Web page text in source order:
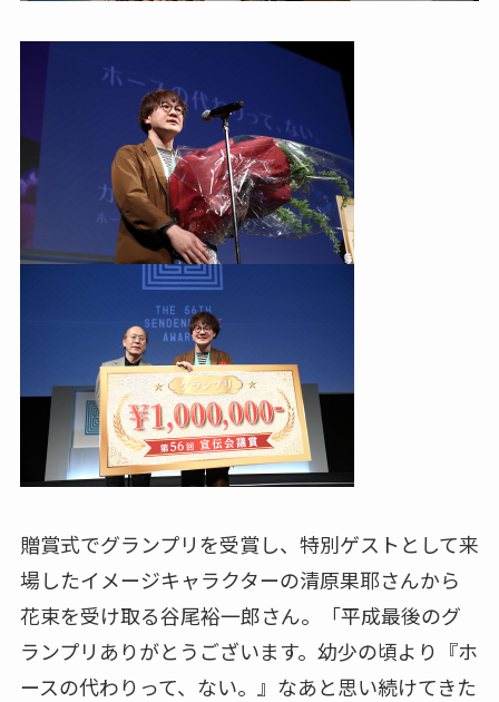
贈賞式でグランプリを受賞し、特別ゲストとして来
場したイメージキャラクターの清原果耶さんから
花束を受け取る谷尾裕一郎さん。「平成最後のグ
ランプリありがとうございます。幼少の頃より『ホ
ースの代わりって、ない。』なあと思い続けてきた